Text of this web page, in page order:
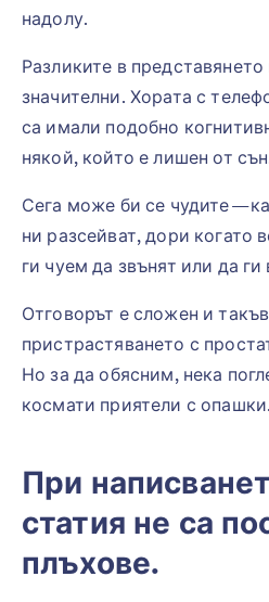
надолу.
Разликите в
значителни. Хората с
са имали подобно
някой, който е лишен от
Сега може би се чудите —
ни разсейват, дори
ги чуем да звънят или да
Отговорът е сложен и
пристрастяването с
Но за да обясним, нека
космати приятели с опашки.
При
статия не са
плъхове.